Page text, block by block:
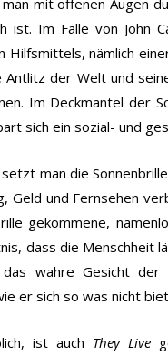
ist. Im Falle von John
Hilfsmittels, nämlich
Antlitz der Welt und
Im Deckmantel der
sich ein sozial- und
setzt man die
Geld und Fernsehen
gekommene,
dass die Menschheit
wahre Gesicht der
er sich so was nicht
ist auch They Live